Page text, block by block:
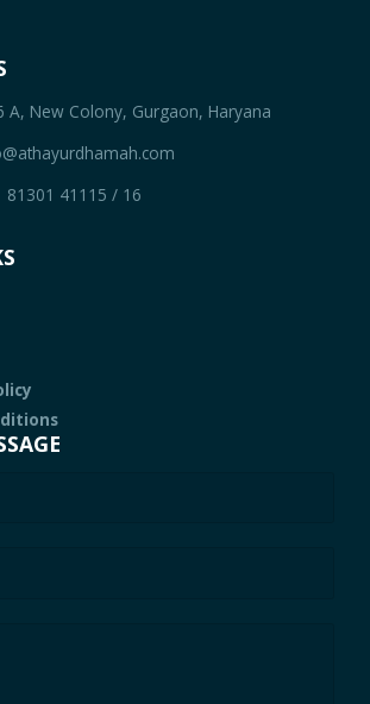
A, New Colony, Gurgaon, Haryana
81301 41115 / 16